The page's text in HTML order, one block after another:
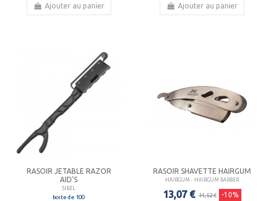
Ajouter au panier Ajouter au panier
RASOIR JETABLE RAZOR
AID'S
SIBEL
boite de 100
RASOIR SHAVETTE HAIRGUM
HAIRGUM - HAIRGUM BARBER
13,07 € 14,52 € -10%